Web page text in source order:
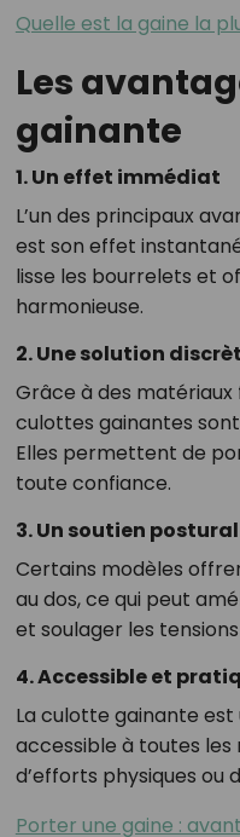
Quelle est la gaine la
Les
gainante
1. Un effet immédiat
L’un des principaux
est son effet
lisse les bourrelets et
harmonieuse.
2. Une solution
Grâce à des matériaux
culottes gainantes
Elles permettent de
toute confiance.
3. Un soutien postural
Certains modèles
au dos, ce qui peut
et soulager les
4. Accessible et
La culotte gainante
accessible à toutes les
d’efforts physiques ou
Porter une gaine :